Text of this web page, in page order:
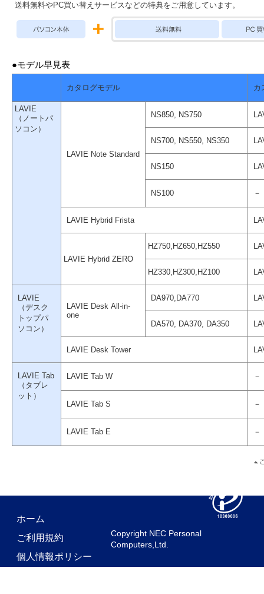
送料無料やPC買い替えサービスなどの特典をご用意しています。
●モデル早見表
カタログモデル カ
LAVIE
（ノートパ
ソコン）
LAVIE Note Standard
NS850, NS750
NS700, NS550, NS350
NS150
NS100 －
LAVIE Hybrid Frista
LAVIE Hybrid ZERO
HZ750,HZ650,HZ550
HZ330,HZ300,HZ100
LAVIE
（デスク
トップパ
ソコン）
LAVIE Desk All-in-
one
DA970,DA770
DA570, DA370, DA350
LAVIE Desk Tower
LAVIE Tab
（タブレ
ット）
LAVIE Tab W －
LAVIE Tab S －
LAVIE Tab E －
ホーム
ご利用規約
個人情報ポリシー
Copyright NEC Personal
Computers,Ltd.